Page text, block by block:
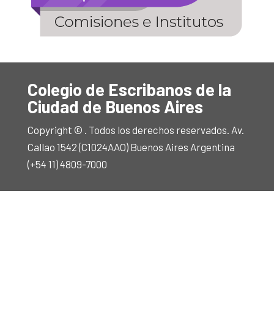
Colegio de Escribanos de la
Ciudad de Buenos Aires
Copyright © . Todos los derechos reservados. Av.
Callao 1542 (C1024AAO) Buenos Aires Argentina
(+54 11) 4809-7000